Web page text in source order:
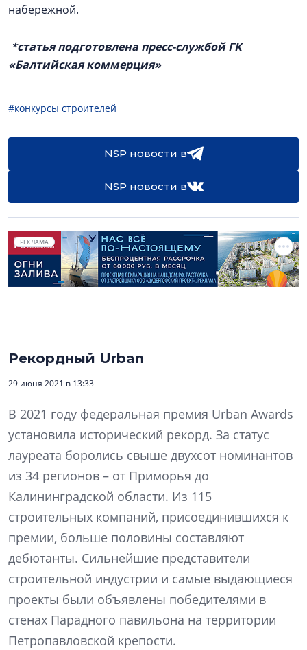
набережной.
*статья подготовлена пресс-службой ГК
«Балтийская коммерция»
#конкурсы строителей
NSP новости в
NSP новости в
РЕКЛАМА
Рекордный Urban
29 июня 2021 в 13:33
В 2021 году федеральная премия Urban Awards
установила исторический рекорд. За статус
лауреата боролись свыше двухсот номинантов
из 34 регионов – от Приморья до
Калининградской области. Из 115
строительных компаний, присоединившихся к
премии, больше половины составляют
дебютанты. Сильнейшие представители
строительной индустрии и самые выдающиеся
проекты были объявлены победителями в
стенах Парадного павильона на территории
Петропавловской крепости.